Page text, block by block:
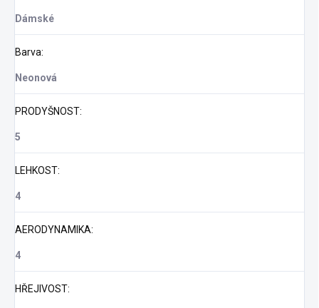
Dámské
Barva:
Neonová
PRODYŠNOST:
5
LEHKOST:
4
AERODYNAMIKA:
4
HŘEJIVOST: